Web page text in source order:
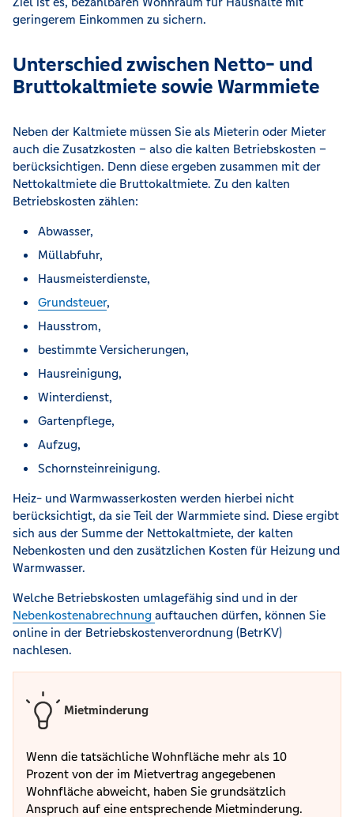
geringerem Einkommen zu sichern.
Unterschied zwischen Netto- und
Bruttokaltmiete sowie Warmmiete
Neben der Kaltmiete müssen Sie als Mieterin oder Mieter
auch die Zusatzkosten – also die kalten Betriebskosten –
berücksichtigen. Denn diese ergeben zusammen mit der
Nettokaltmiete die Bruttokaltmiete. Zu den kalten
Betriebskosten zählen:
Abwasser,
Müllabfuhr,
Hausmeisterdienste,
Grundsteuer,
Hausstrom,
bestimmte Versicherungen,
Hausreinigung,
Winterdienst,
Gartenpflege,
Aufzug,
Schornsteinreinigung.
Heiz- und Warmwasserkosten werden hierbei nicht
berücksichtigt, da sie Teil der Warmmiete sind. Diese ergibt
sich aus der Summe der Nettokaltmiete, der kalten
Nebenkosten und den zusätzlichen Kosten für Heizung und
Warmwasser.
Welche Betriebskosten umlagefähig sind und in der
Nebenkostenabrechnung auftauchen dürfen, können Sie
online in der Betriebskostenverordnung (BetrKV)
nachlesen.
Mietminderung
Wenn die tatsächliche Wohnfläche mehr als 10
Prozent von der im Mietvertrag angegebenen
Wohnfläche abweicht, haben Sie grundsätzlich
Anspruch auf eine entsprechende Mietminderung.